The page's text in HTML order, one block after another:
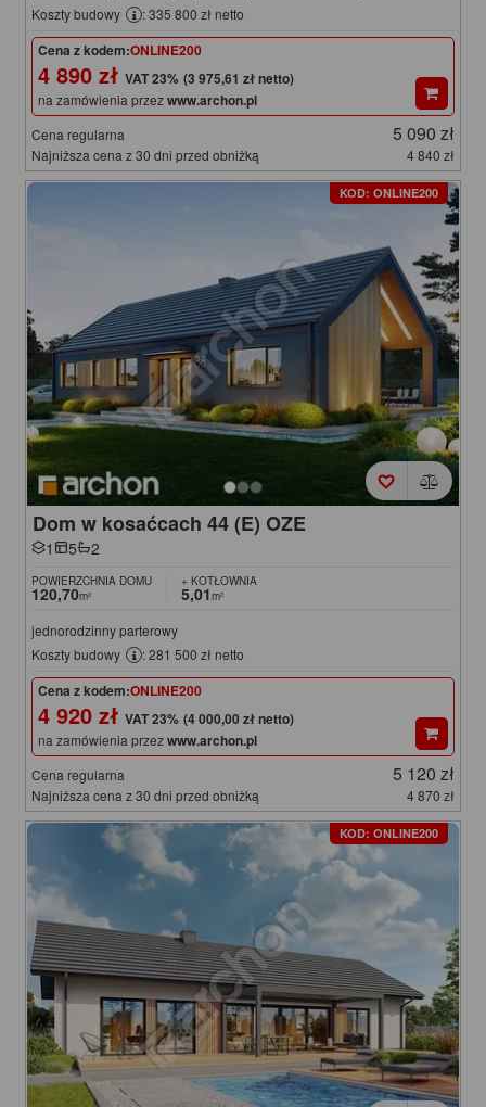
Koszty budowy
: 335 800 zł netto
Cena z kodem:ONLINE200
4 890 zł (3 975,61 zł netto)
na zamówienia przezwww.archon.pl
Cena regularna 5 090 zł
Najniższa cena z 30 dni przed obniżką 4 840 zł
KOD: ONLINE200
Dom w kosaćcach 44 (E) OZE
1 5 2
POWIERZCHNIA DOMU
120,70m²
+ KOTŁOWNIA
5,01m²
jednorodzinny parterowy
Koszty budowy
: 281 500 zł netto
Cena z kodem:ONLINE200
4 920 zł (4 000,00 zł netto)
na zamówienia przezwww.archon.pl
Cena regularna 5 120 zł
Najniższa cena z 30 dni przed obniżką 4 870 zł
KOD: ONLINE200